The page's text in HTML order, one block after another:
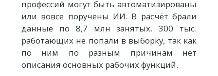
профессий могут быть автоматизированы
или вовсе поручены ИИ. В расчёт брали
данные по 8,7 млн занятых. 300 тыс.
работающих не попали в выборку, так как
по ним по разным причинам нет
описания основных рабочих функций.